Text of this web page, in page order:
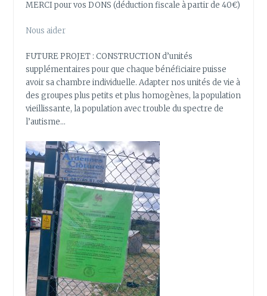
MERCI pour vos DONS (déduction fiscale à partir de 40€)
Nous aider
FUTURE PROJET : CONSTRUCTION d’unités
supplémentaires pour que chaque bénéficiaire puisse
avoir sa chambre individuelle. Adapter nos unités de vie à
des groupes plus petits et plus homogènes, la population
vieillissante, la population avec trouble du spectre de
l’autisme…